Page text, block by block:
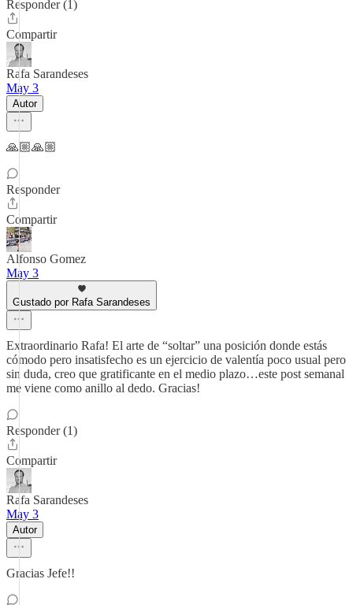
Responder (1)
Compartir
Rafa Sarandeses
May 3
Autor
🙏🏼🙏🏼
Responder
Compartir
Alfonso Gomez
May 3
Gustado por Rafa Sarandeses
Extraordinario Rafa! El arte de “soltar” una posición donde estás
cómodo pero insatisfecho es un ejercicio de valentía poco usual pero
sin duda, creo que gratificante en el medio plazo…este post semanal
me viene como anillo al dedo. Gracias!
Responder (1)
Compartir
Rafa Sarandeses
May 3
Autor
Gracias Jefe!!